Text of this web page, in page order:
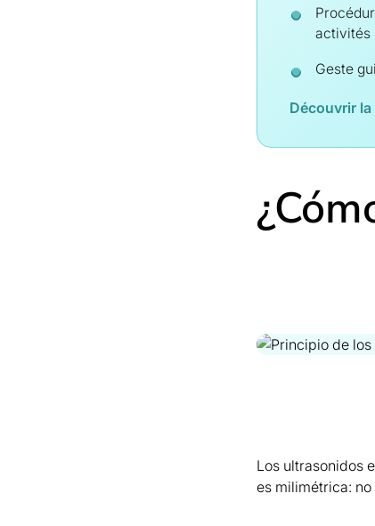
activités
Geste
Découvrir
Los ultrasonidos
es milimétrica: